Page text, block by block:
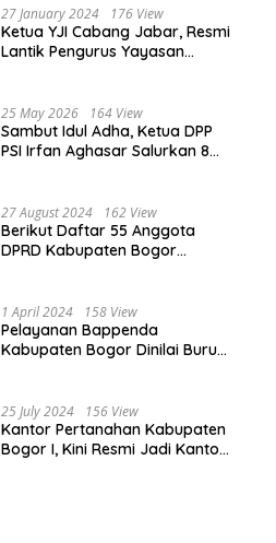
Berakhir Damai
27 January 2024 176 View
Ketua YJI Cabang Jabar, Resmi
Lantik Pengurus Yayasan
25 May 2026 164 View
Sambut Idul Adha, Ketua DPP
PSI Irfan Aghasar Salurkan 8
27 August 2024 162 View
Berikut Daftar 55 Anggota
DPRD Kabupaten Bogor
1 April 2024 158 View
Pelayanan Bappenda
Kabupaten Bogor Dinilai Buruk,
25 July 2024 156 View
Kantor Pertanahan Kabupaten
Bogor I, Kini Resmi Jadi Kantor